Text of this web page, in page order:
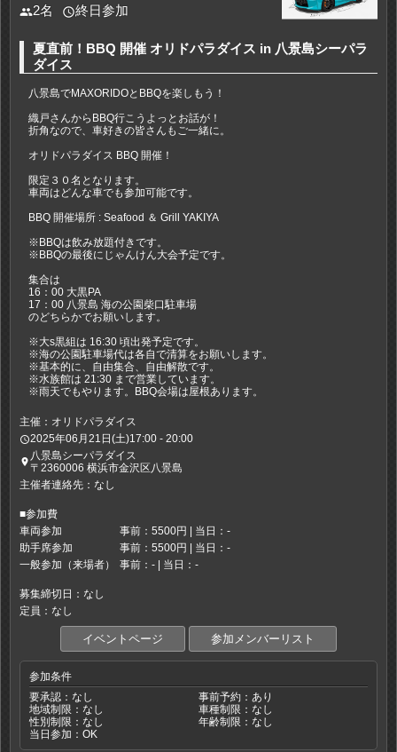
people2名 access_time終日参加
夏直前！BBQ 開催 オリドパラダイス in 八景島シーパラ
ダイス
八景島でMAXORIDOとBBQを楽しもう！
織戸さんからBBQ行こうよっとお話が！
折角なので、車好きの皆さんもご一緒に。
オリドパラダイス BBQ 開催！
限定３０名となります。
車両はどんな車でも参加可能です。
BBQ 開催場所 : Seafood ＆ Grill YAKIYA
※BBQは飲み放題付きです。
※BBQの最後にじゃんけん大会予定です。
集合は
16：00 大黒PA
17：00 八景島 海の公園柴口駐車場
のどちらかでお願いします。
※大s黒組は 16:30 頃出発予定です。
※海の公園駐車場代は各自で清算をお願いします。
※基本的に、自由集合、自由解散です。
※水族館は 21:30 まで営業しています。
※雨天でもやります。BBQ会場は屋根あります。
主催：オリドパラダイス
access_time2025年06月21日(土)17:00 - 20:00
place 八景島シーパラダイス
〒2360006 横浜市金沢区八景島
主催者連絡先：なし
■参加費
車両参加
事前：5500円 | 当日：-
助手席参加
事前：5500円 | 当日：-
一般参加（来場者）
事前：- | 当日：-
募集締切日：なし
定員：なし
イベントページ 参加メンバーリスト
参加条件
要承認：なし
事前予約：あり
地域制限：なし
車種制限：なし
性別制限：なし
年齢制限：なし
当日参加：OK